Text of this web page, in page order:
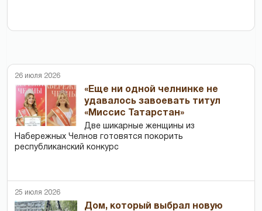
26 июля 2026
«Еще ни одной челнинке не
удавалось завоевать титул
«Миссис Татарстан»
Две шикарные женщины из
Набережных Челнов готовятся покорить
республиканский конкурс
25 июля 2026
Дом, который выбрал новую